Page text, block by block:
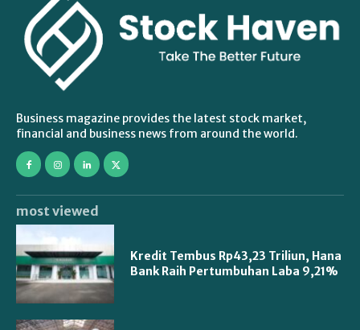
Business magazine provides the latest stock market,
financial and business news from around the world.
most viewed
Kredit Tembus Rp43,23 Triliun, Hana
Bank Raih Pertumbuhan Laba 9,21%